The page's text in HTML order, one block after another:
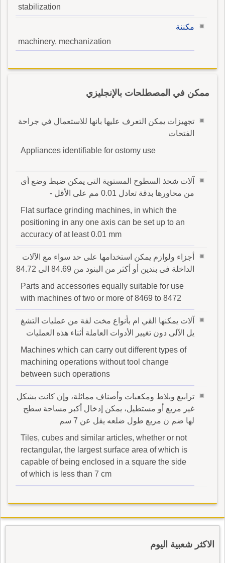
stabilization
مكننة
machinery, mechanization
ممكن في المصطلحات بالإنجليزي
تجهيزات يمكن التعرف عليها بانها للاستعمال في جراحة
الفتحات
Appliances identifiable for ostomy use
آلات شحذ السطوح المستوية التى يمكن ضبط وضع أى
من محاورها بدقة تعادل 0.01 مم على الأقل -
Flat surface grinding machines, in which the
positioning in any one axis can be set up to an
accuracy of at least 0.01 mm
أجزاء ولوازم يمكن استخدامها على حد سواء مع الآلات
الداخلة فى بندين أو أكثر من البنود من 84.69 الى 84.72
Parts and accessories equally suitable for use
with machines of two or more of 8469 to 8472
آلات يمكنها القي ام بأنواع مخت لفة من عمليات التشغ
يل الآلى دون تغيير الأدوات العاملة أثناء هذه العمليات
Machines which can carry out different types of
machining operations without tool change
between such operations
ترابيع وبلاط ومكعبات وأصناف مماثلة، وإن كانت بشكل
غير مربع أو مستطيل، يمكن إدخال أكبر مساحة سطح
لها ضم ن مربع طول ضلعه يقل عن 7 سم
Tiles, cubes and similar articles, whether or not
rectangular, the largest surface area of which is
capable of being enclosed in a square the side
of which is less than 7 cm
الاكثر شعبية اليوم